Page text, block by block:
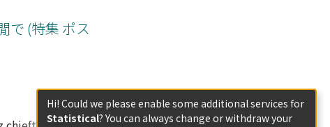
types: other
in the office of
Fifth,
no
path of
minister of finance.
imperial
で (特集 ポス
Hi! Could we please enable some additional services for
Statistical? You can always change or withdraw your